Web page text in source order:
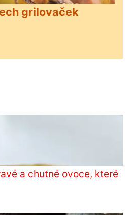
grilovaček
a chutné ovoce, které